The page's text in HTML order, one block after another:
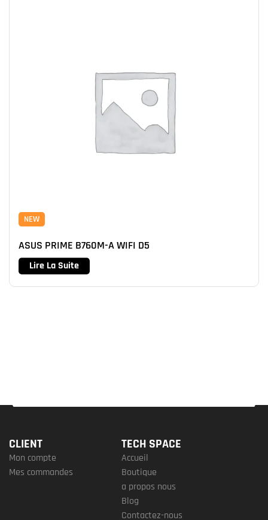
NEW
ASUS PRIME B760M-A WIFI D5
Lire La Suite
CLIENT
Mon compte
Mes commandes
TECH SPACE
Accueil
Boutique
a propos nous
Blog
Contactez-nous